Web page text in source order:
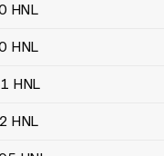
HNL
HNL
HNL
HNL